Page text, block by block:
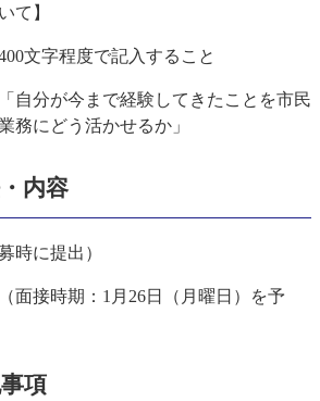
て】
文字程度で記入すること
自分が今まで経験してきたことを市民
務にどう活かせるか」
内容
時に提出）
面接時期：1月26日（月曜日）を予
項